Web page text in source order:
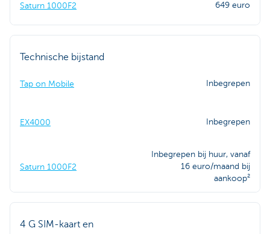
Saturn 1000F2 649 euro
Technische bijstand
Tap on Mobile Inbegrepen
EX4000 Inbegrepen
Saturn 1000F2
Inbegrepen bij huur, vanaf
16 euro/maand bij
aankoop²
4 G SIM-kaart en